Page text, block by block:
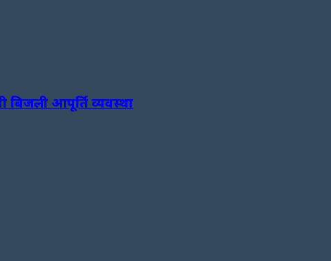
आपूर्ति व्यवस्था